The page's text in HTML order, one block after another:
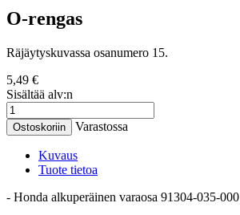
O-rengas
Räjäytyskuvassa osanumero 15.
5,49 €
Sisältää alv:n
Ostoskoriin Varastossa
Kuvaus
Tuote tietoa
- Honda alkuperäinen varaosa 91304-035-000